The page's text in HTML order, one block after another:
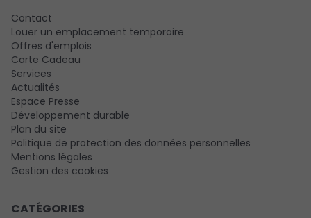
Contact
Louer un emplacement temporaire
Offres d'emplois
Carte Cadeau
Services
Actualités
Espace Presse
Développement durable
Plan du site
Politique de protection des données personnelles
Mentions légales
Gestion des cookies
CATÉGORIES